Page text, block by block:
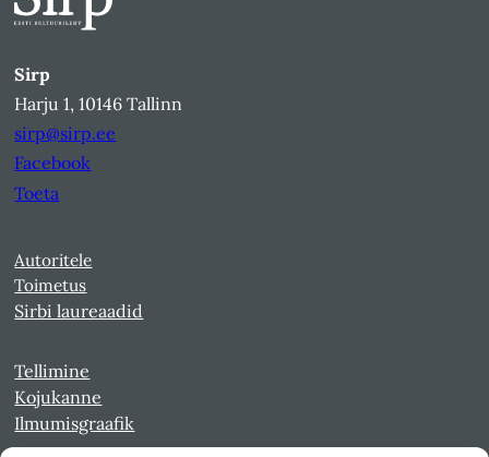
Sirp
Harju 1, 10146 Tallinn
sirp@sirp.ee
Facebook
Toeta
Autoritele
Toimetus
Sirbi laureaadid
Tellimine
Kojukanne
Ilmumisgraafik